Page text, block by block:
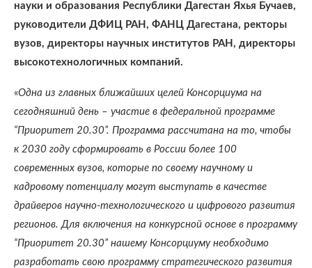
науки и образования Республики Дагестан Яхья Бучаев,
руководители ДФИЦ РАН, ФАНЦ Дагестана, ректоры
вузов, директоры научных институтов РАН, директоры
высокотехнологичных компаний.
«Одна из главных ближайших целей Консорциума на
сегодняшний день – участие в федеральной программе
“Приоритет 20.30”. Программа рассчитана на то, чтобы
к 2030 году сформировать в России более 100
современных вузов, которые по своему научному и
кадровому потенциалу могут выступать в качестве
драйверов научно-технологического и цифрового развития
регионов. Для включения на конкурсной основе в программу
“Приоритет 20.30” нашему Консорциуму необходимо
разработать свою программу стратегического развития